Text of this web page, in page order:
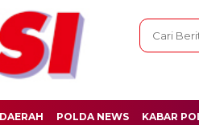
DAERAH POLDA NEWS KABAR